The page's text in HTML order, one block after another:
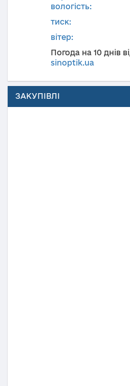
вологість:
тиск:
вітер:
Погода на 10 днів
sinoptik.ua
ЗАКУПІВЛІ